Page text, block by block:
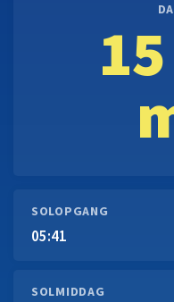
SOLOPGANG
05:41
SOLMIDDAG